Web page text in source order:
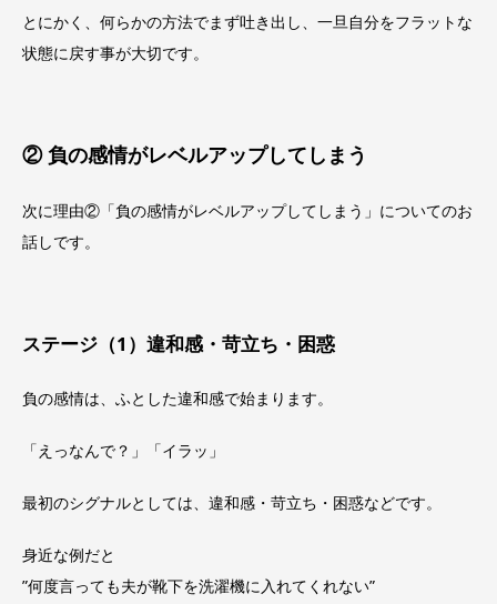
とにかく、何らかの方法でまず吐き出し、一旦自分をフラットな
状態に戻す事が大切です。
② 負の感情がレベルアップしてしまう
次に理由②「負の感情がレベルアップしてしまう」についてのお
話しです。
ステージ（1）違和感・苛立ち・困惑
負の感情は、ふとした違和感で始まります。
「えっなんで？」「イラッ」
最初のシグナルとしては、違和感・苛立ち・困惑などです。
身近な例だと
”何度言っても夫が靴下を洗濯機に入れてくれない”